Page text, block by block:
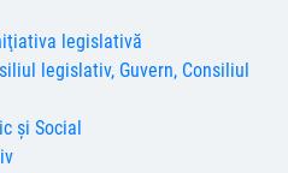
legislativă
legislativ, Guvern, Consiliul
şi Social